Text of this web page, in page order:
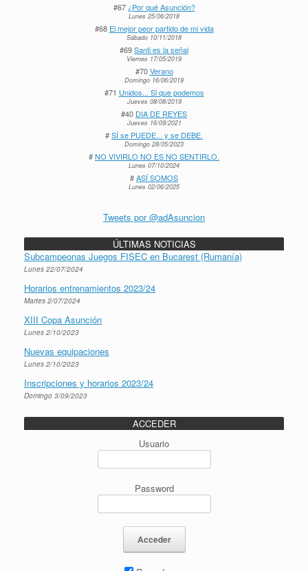
#67 ¿Por qué Asunción?
Lunes 25/06/2018
#68 El mejor peor partido de mi vida
Sábado 10/11/2018
#69Santi es la señal
Viernes 17/05/2019
#70Verano
Domingo 16/06/2019
#71 Unidos... Si que podemos
Jueves 08/08/2019
#40 DIA DE REYES
Jueves 16/09/2021
#SÍ se PUEDE... y se DEBE.
Domingo 28/05/2023
#NO VIVIRLO NO ES NO SENTIRLO.
Lunes 07/10/2024
#ASÍ SOMOS
Lunes 02/06/2025
Tweets por @adAsuncion
ÚLTIMAS NOTICIAS
Subcampeonas Juegos FISEC en Bucarest (Rumanía)
Lunes 22/07/2024
Horarios entrenamientos 2023/24
Martes 2/07/2024
XIII Copa Asunción
Lunes 2/10/2023
Nuevas equipaciones
Lunes 2/10/2023
Inscripciones y horarios 2023/24
Domingo 3/09/2023
ACCEDER
Usuario
Password